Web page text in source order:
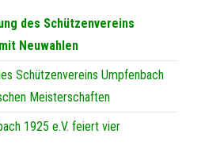
des Schützenvereins
Neuwahlen
Schützenvereins Umpfenbach
Meisterschaften
1925 e.V. feiert vier